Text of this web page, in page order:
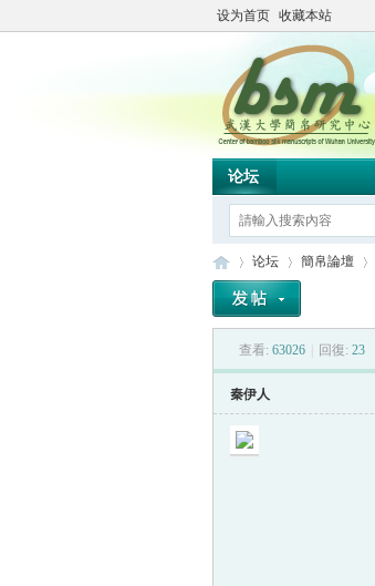
设为首页 收藏本站
论坛
论坛
›
簡帛論壇
›
查看: 63026 回復: 23
秦伊人